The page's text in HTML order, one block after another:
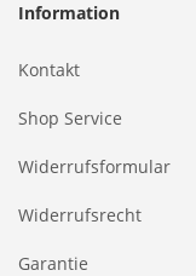
Information
Kontakt
Shop Service
Widerrufsformular
Widerrufsrecht
Garantie